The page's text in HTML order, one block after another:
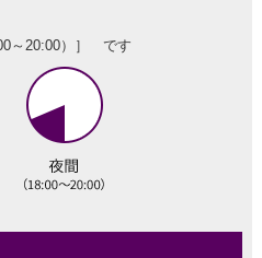
～20:00）］ です